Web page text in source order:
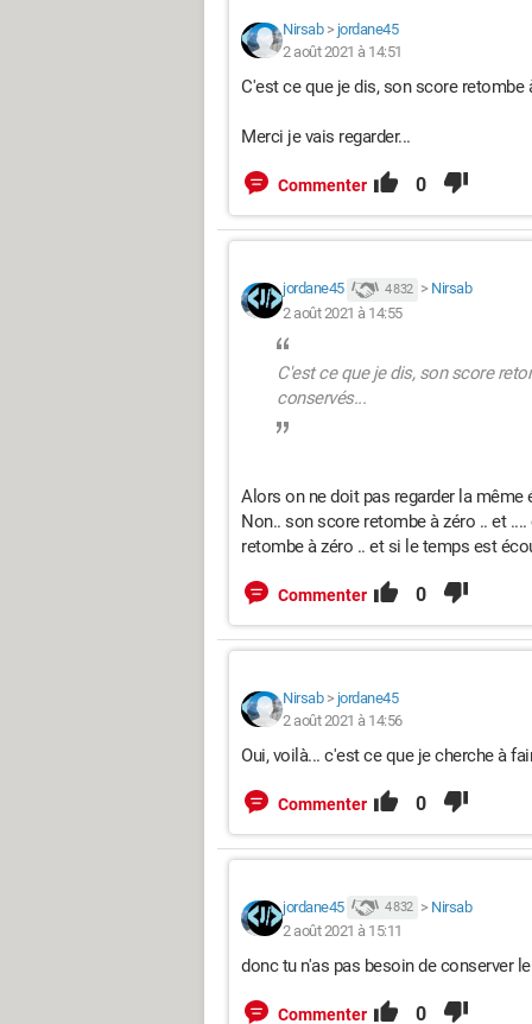
Nirsab> jordane45
2 août 2021 à 14:51
C'est ce que je dis, son score
Merci je vais regarder...
Commenter 0
jordane45 4 832 > Nirsab
2 août 2021 à 14:55
C'est ce que je dis, son score
conservés...
Alors on ne doit pas regarder la même
Non.. son score retombe à zéro .. et
retombe à zéro .. et si le temps est
Commenter 0
Nirsab> jordane45
2 août 2021 à 14:56
Oui, voilà... c'est ce que je cherche à
Commenter 0
jordane45 4 832 > Nirsab
2 août 2021 à 15:11
donc tu n'as pas besoin de conserver
Commenter 0